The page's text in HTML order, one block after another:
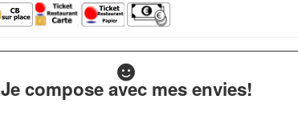
Je compose avec mes envies!